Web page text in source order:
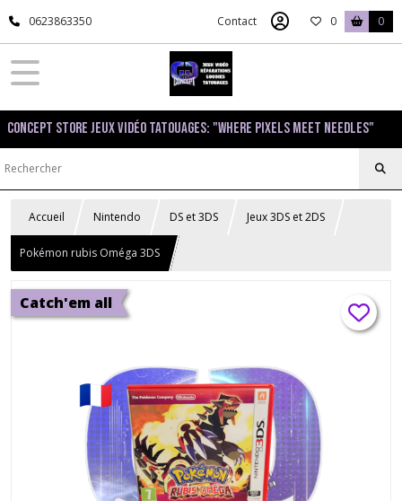
0623863350 Contact 0 0
Concept Store Jeux Vidéo Tatouages: "Where pixels meet needles"
Accueil Nintendo DS et 3DS Jeux 3DS et 2DS
Pokémon rubis Oméga 3DS
Catch'em all